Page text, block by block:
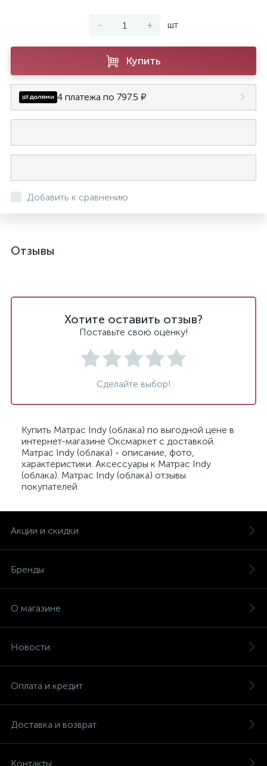
- + шт
Купить
4 платежа по 797.5 ₽
Добавить к сравнению
Отзывы
Хотите оставить отзыв?
Поставьте свою оценку!
Сделайте выбор!
Купить Матрас Indy (облака) по выгодной цене в
интернет-магазине Оксмаркет с доставкой.
Матрас Indy (облака) - описание, фото,
характеристики. Аксессуары к Матрас Indy
(облака). Матрас Indy (облака) отзывы
покупателей.
Акции и скидки
Бренды
О магазине
Новости
Оплата и кредит
Доставка и возврат
Контакты